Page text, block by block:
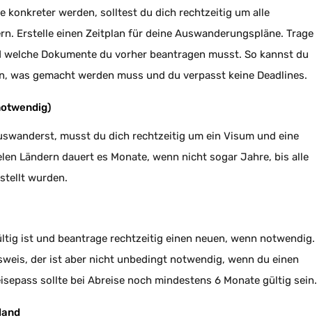
konkreter werden, solltest du dich rechtzeitig um alle
Erstelle einen Zeitplan für deine Auswanderungspläne. Trage
Dokumente du vorher beantragen musst. So kannst du
was gemacht werden muss und du verpasst keine Deadlines.
musst du dich rechtzeitig um ein Visum und eine
Ländern dauert es Monate, wenn nicht sogar Jahre, bis alle
wurden.
ist und beantrage rechtzeitig einen neuen, wenn notwendig.
der ist aber nicht unbedingt notwendig, wenn du einen
sollte bei Abreise noch mindestens 6 Monate gültig sein.